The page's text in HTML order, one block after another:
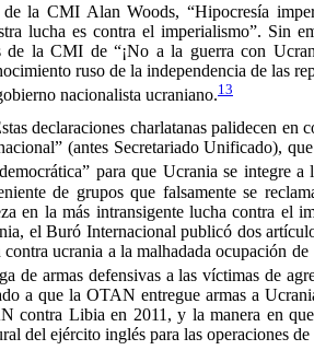
de la CMI Alan Woods, “Hipocresía
lucha es contra el imperialismo”. Sin
de la CMI de “¡No a la guerra con
ruso de la independencia de las
nacionalista ucraniano.13
declaraciones charlatanas palidecen
(antes Secretariado Unificado),
para que Ucrania se integre
de grupos que falsamente se
en la más intransigente lucha contra el
el Buró Internacional publicó dos
contra ucrania a la malhadada ocupación
de armas defensivas a las víctimas de
a que la OTAN entregue armas a
contra Libia en 2011, y la manera en
del ejército inglés para las operaciones